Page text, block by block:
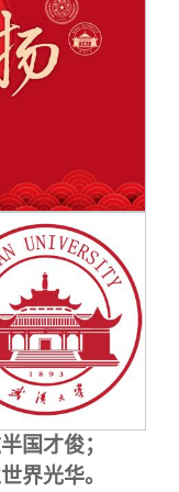
国才俊；
界光华。